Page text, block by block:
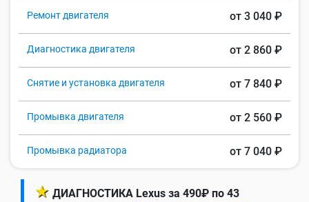
Ремонт двигателя от 3 040 ₽
Диагностика двигателя от 2 860 ₽
Снятие и установка двигателя от 7 840 ₽
Промывка двигателя от 2 560 ₽
Промывка радиатора от 7 040 ₽
★ ДИАГНОСТИКА Lexus за 490₽ по 43